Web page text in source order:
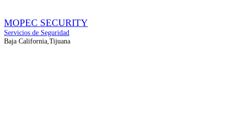
MOPEC SECURITY
Servicios de Seguridad
Baja California,Tijuana